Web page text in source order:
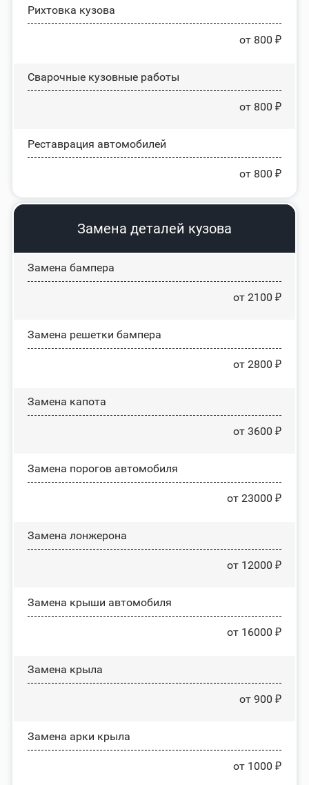
Рихтовка кузова
от 800 ₽
Сварочные кузовные работы
от 800 ₽
Реставрация автомобилей
от 800 ₽
Замена деталей кузова
Замена бампера
от 2100 ₽
Замена решетки бампера
от 2800 ₽
Замена капота
от 3600 ₽
Замена порогов автомобиля
от 23000 ₽
Замена лонжерона
от 12000 ₽
Замена крыши автомобиля
от 16000 ₽
Замена крыла
от 900 ₽
Замена арки крыла
от 1000 ₽